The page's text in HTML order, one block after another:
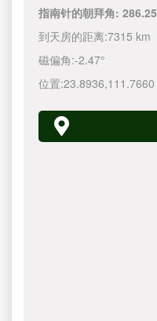
指南针的朝拜角:286.25
到天房的距离:7315 km
磁偏角:-2.47°
位置:23.8936,111.7660